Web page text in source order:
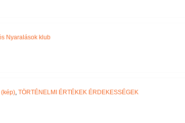
Nyaralások klub
(kép), TÖRTÉNELMI ÉRTÉKEK ÉRDEKESSÉGEK